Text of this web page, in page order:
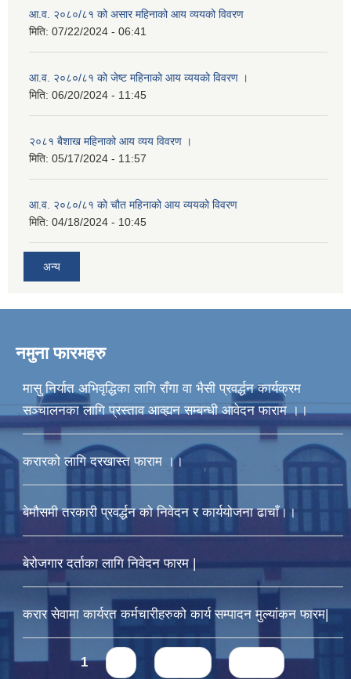
आ.व. २०८०/८१ को असार महिनाको आय व्ययको विवरण
मिति: 07/22/2024 - 06:41
आ.व. २०८०/८१ को जेष्ट महिनाको आय व्ययको विवरण ।
मिति: 06/20/2024 - 11:45
२०८१ बैशाख महिनाको आय व्यय विवरण ।
मिति: 05/17/2024 - 11:57
आ.व. २०८०/८१ को चौत महिनाको आय व्ययको विवरण
मिति: 04/18/2024 - 10:45
अन्य
नमुना फारमहरु
मासु निर्यात अभिवृद्धिका लागि राँगा वा भैसी प्रवर्द्धन कार्यक्रम
सञ्चालनका लागि प्रस्ताव आव्ह्यन सम्बन्धी आवेदन फाराम ।।
करारको लागि दरखास्त फाराम ।।
बेमौसमी तरकारी प्रवर्द्धन को निवेदन र कार्ययोजना ढाचाँ।।
बेरोजगार दर्ताका लागि निवेदन फारम |
करार सेवामा कार्यरत कर्मचारीहरुको कार्य सम्पादन मुल्यांकन फारम|
Pages1